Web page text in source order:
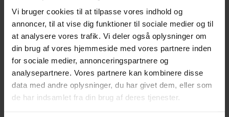
Vi bruger cookies til at tilpasse vores indhold og
annoncer, til at vise dig funktioner til sociale medier og til
at analysere vores trafik. Vi deler også oplysninger om
din brug af vores hjemmeside med vores partnere inden
for sociale medier, annonceringspartnere og
analysepartnere. Vores partnere kan kombinere disse
data med andre oplysninger, du har givet dem, eller som
de har indsamlet fra din brug af deres tjenester.